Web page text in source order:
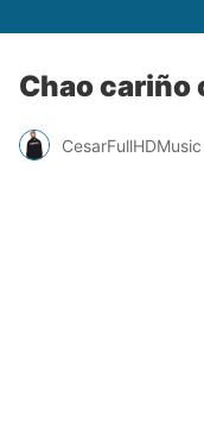
Chao cariño
CesarFullHDMusic